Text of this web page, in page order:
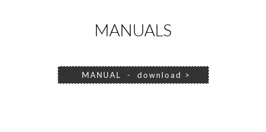
MANUALS
MANUAL - download >